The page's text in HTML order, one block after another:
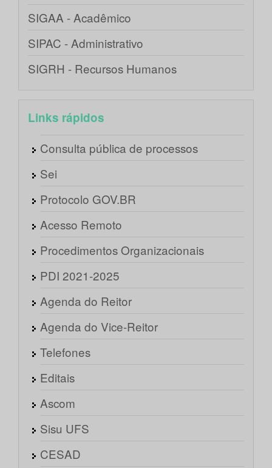
SIGAA - Acadêmico
SIPAC - Administrativo
SIGRH - Recursos Humanos
Links rápidos
Consulta pública de processos
Sei
Protocolo GOV.BR
Acesso Remoto
Procedimentos Organizacionais
PDI 2021-2025
Agenda do Reitor
Agenda do Vice-Reitor
Telefones
Editais
Ascom
Sisu UFS
CESAD